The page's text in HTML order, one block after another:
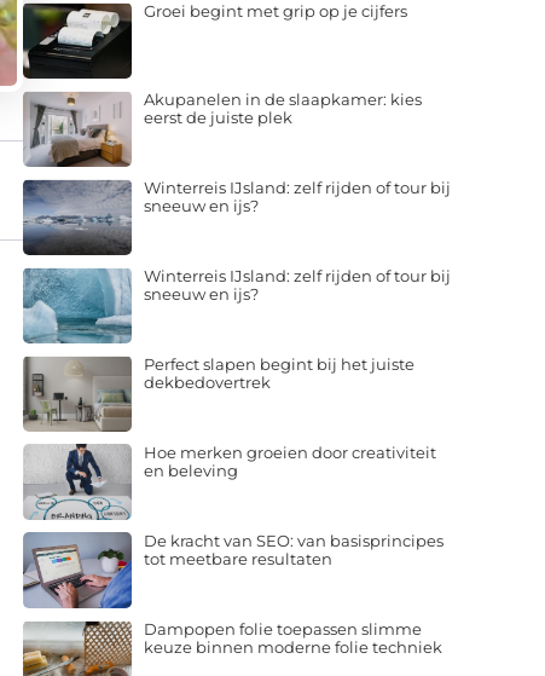
Groei begint met grip op je cijfers
Akupanelen in de slaapkamer: kies
eerst de juiste plek
Winterreis IJsland: zelf rijden of tour bij
sneeuw en ijs?
Winterreis IJsland: zelf rijden of tour bij
sneeuw en ijs?
Perfect slapen begint bij het juiste
dekbedovertrek
Hoe merken groeien door creativiteit
en beleving
De kracht van SEO: van basisprincipes
tot meetbare resultaten
Dampopen folie toepassen slimme
keuze binnen moderne folie techniek